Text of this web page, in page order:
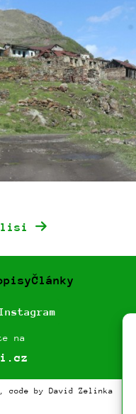
Články
na
code by David Zelinka